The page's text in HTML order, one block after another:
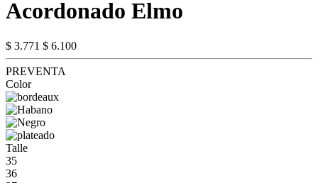
Acordonado Elmo
$ 3.771 $ 6.100
PREVENTA
Color
Talle
35
36